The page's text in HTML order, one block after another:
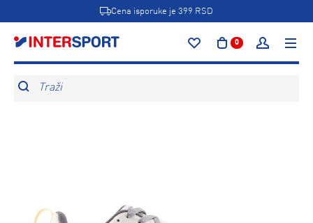
Cena isporuke je 399 RSD
0
Traži